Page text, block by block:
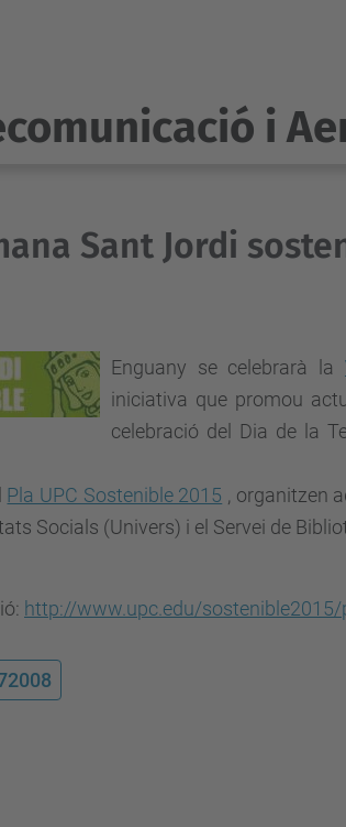
i
Sant Jordi
Enguany se celebrarà la
iniciativa que promou
celebració del Dia de la
Pla UPC Sostenible 2015 , organitzen
Socials (Univers) i el Servei de
http://www.upc.edu/